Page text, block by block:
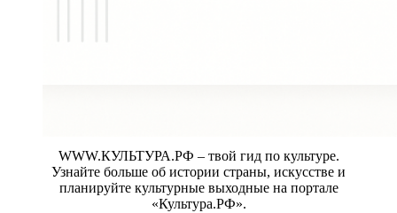
WWW.КУЛЬТУРА.РФ – твой гид по культуре.
Узнайте больше об истории страны, искусстве и
планируйте культурные выходные на портале
«Культура.РФ».